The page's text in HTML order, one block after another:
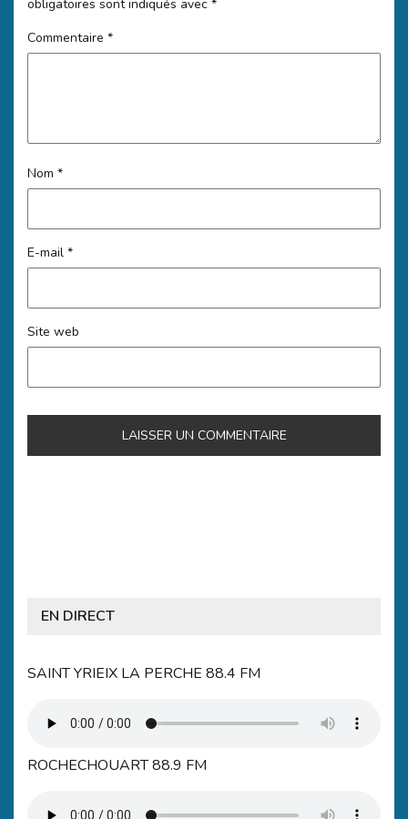
obligatoires sont indiqués avec *
Commentaire *
Nom *
E-mail *
Site web
EN DIRECT
SAINT YRIEIX LA PERCHE 88.4 FM
ROCHECHOUART 88.9 FM